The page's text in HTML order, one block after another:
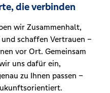
die verbinden
wir Zusammenhalt,
schaffen Vertrauen –
vor Ort. Gemeinsam
uns dafür ein,
zu Ihnen passen –